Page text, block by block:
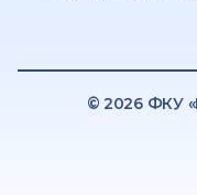
© 2026 ФКУ